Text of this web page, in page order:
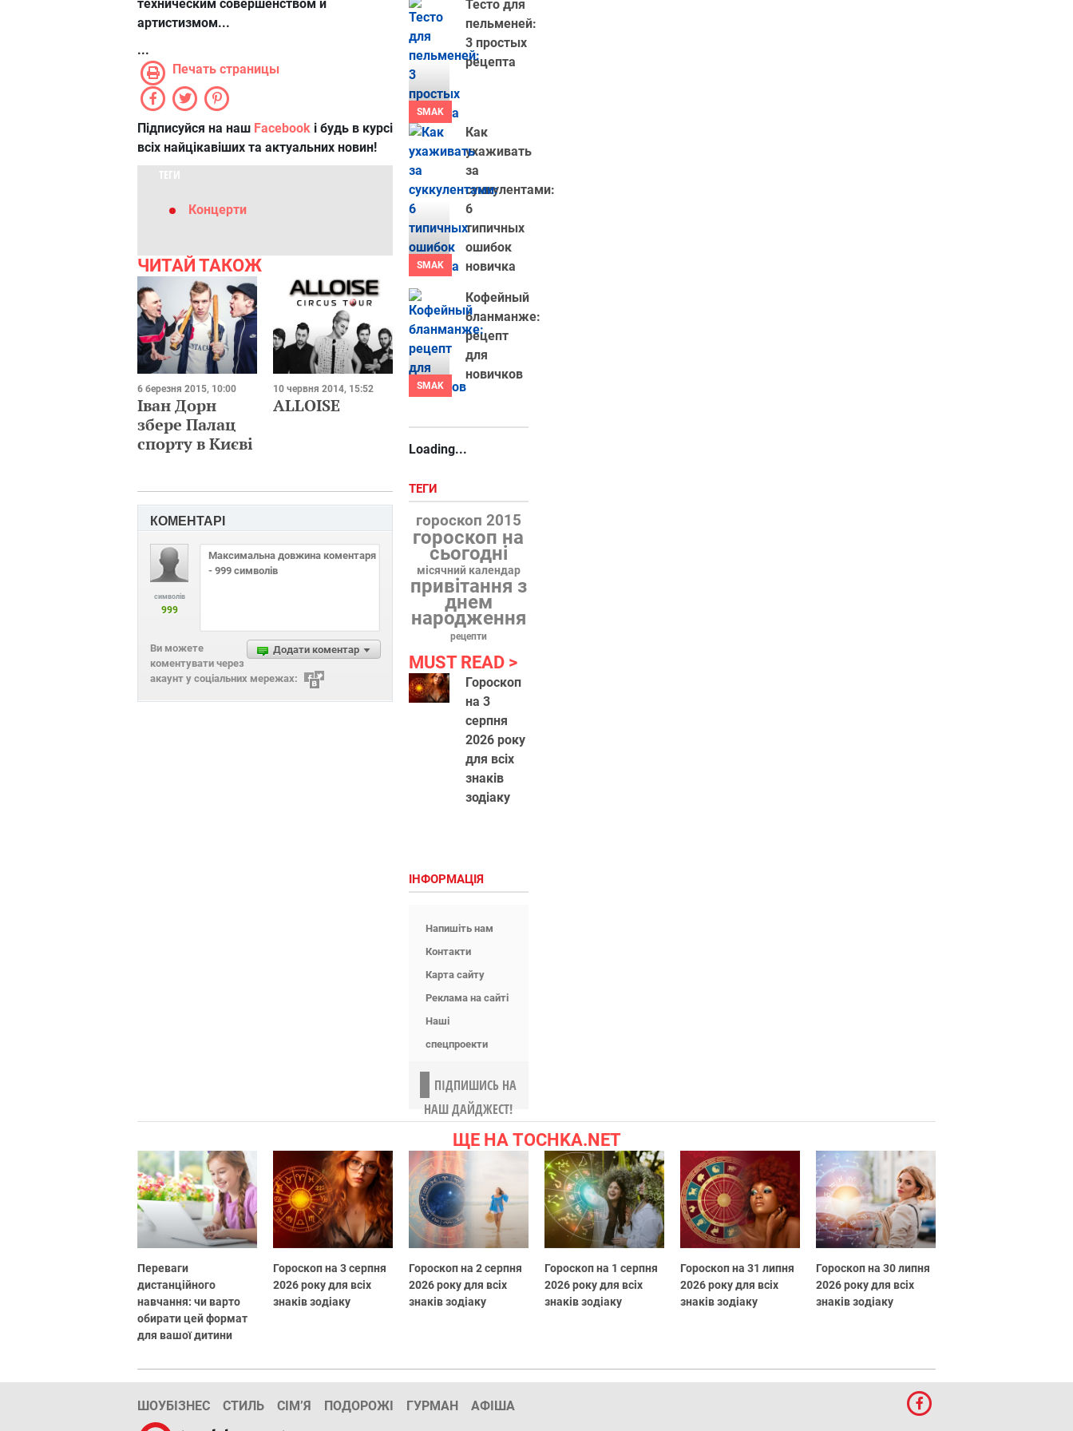
техническим совершенством и
артистизмом...
...
Печать страницы
Підписуйся на наш Facebook і будь в курсі
всіх найцікавіших та актуальних новин!
ТЕГИ
Концерти
ЧИТАЙ ТАКОЖ
6 березня 2015, 10:00
Іван Дорн
збере Палац
спорту в Києві
10 червня 2014, 15:52
ALLOISE
КОМЕНТАРІ
символів
999
Додати коментар
Ви можете
коментувати через
акаунт у соціальних мережах:
SMAK
Тесто для
пельменей:
3 простых
рецепта
SMAK
Как
ухаживать
за
суккулентами:
6
типичных
ошибок
новичка
SMAK
Кофейный
бланманже:
рецепт
для
новичков
Loading...
ТЕГИ
гороскоп 2015
гороскоп на
сьогодні
місячний календар
привітання з
днем
народження
рецепти
MUST READ
Гороскоп
на 3
серпня
2026 року
для всіх
знаків
зодіаку
ІНФОРМАЦІЯ
Напишіть нам
Контакти
Карта сайту
Реклама на сайті
Наші
спецпроекти
ПІДПИШИСЬ НА
НАШ ДАЙДЖЕСТ!
ЩЕ НА TOCHKA.NET
Переваги
дистанційного
навчання: чи варто
обирати цей формат
для вашої дитини
Гороскоп на 3 серпня
2026 року для всіх
знаків зодіаку
Гороскоп на 2 серпня
2026 року для всіх
знаків зодіаку
Гороскоп на 1 серпня
2026 року для всіх
знаків зодіаку
Гороскоп на 31 липня
2026 року для всіх
знаків зодіаку
Гороскоп на 30 липня
2026 року для всіх
знаків зодіаку
ШОУБІЗНЕС СТИЛЬ СІМ’Я ПОДОРОЖІ ГУРМАН АФІША